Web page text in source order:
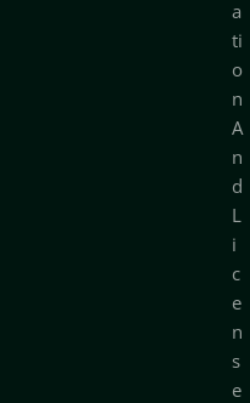
a
ti
o
n
A
n
d
L
i
c
e
n
s
e